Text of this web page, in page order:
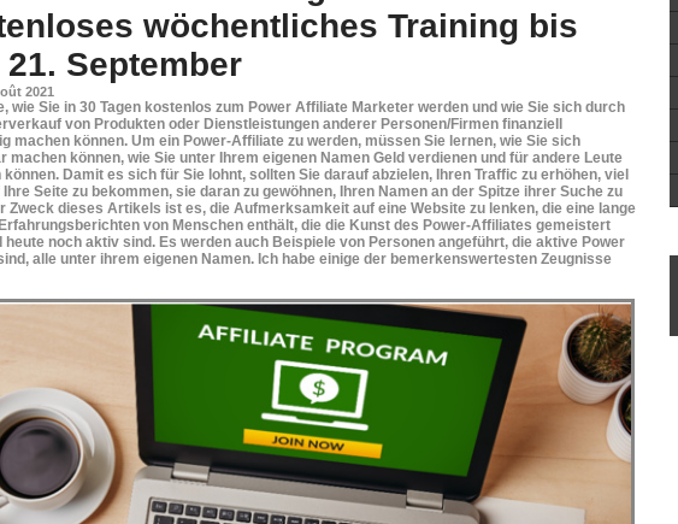
wöchentliches Training bis
21. September
2021
wie Sie in 30 Tagen kostenlos zum Power Affiliate Marketer werden und wie Sie sich durch
von Produkten oder Dienstleistungen anderer Personen/Firmen finanziell
machen können. Um ein Power-Affiliate zu werden, müssen Sie lernen, wie Sie sich
machen können, wie Sie unter Ihrem eigenen Namen Geld verdienen und für andere Leute
Damit es sich für Sie lohnt, sollten Sie darauf abzielen, Ihren Traffic zu erhöhen, viel
Seite zu bekommen, sie daran zu gewöhnen, Ihren Namen an der Spitze ihrer Suche zu
Zweck dieses Artikels ist es, die Aufmerksamkeit auf eine Website zu lenken, die eine lange
von Menschen enthält, die die Kunst des Power-Affiliates gemeistert
heute noch aktiv sind. Es werden auch Beispiele von Personen angeführt, die aktive Power
alle unter ihrem eigenen Namen. Ich habe einige der bemerkenswertesten Zeugnisse